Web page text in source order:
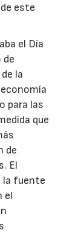
este
el Día
de
la
para las
que
de
El
la fuente
el